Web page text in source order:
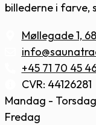
billederne i farve,
Møllegade 1,
+45 71 70 45
CVR: 44126281
Mandag - Torsdag
Fredag